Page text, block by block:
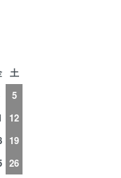
土
5
12
19
26